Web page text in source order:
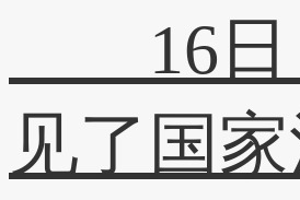
16日，
见了国